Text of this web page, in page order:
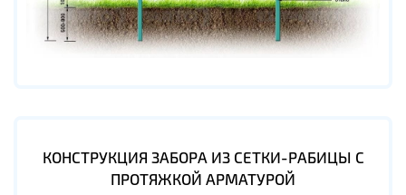
КОНСТРУКЦИЯ ЗАБОРА ИЗ СЕТКИ-РАБИЦЫ С
ПРОТЯЖКОЙ АРМАТУРОЙ